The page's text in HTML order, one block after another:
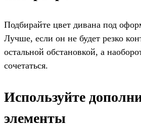
Подбирайте цвет дивана под
Лучше, если он не будет резко
остальной обстановкой, а
сочетаться.
Используйте
элементы